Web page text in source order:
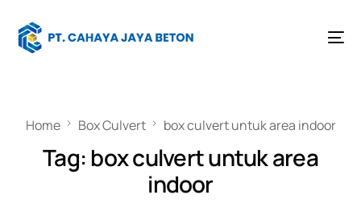
Home Box Culvert box culvert untuk area indoor
Tag: box culvert untuk area
indoor